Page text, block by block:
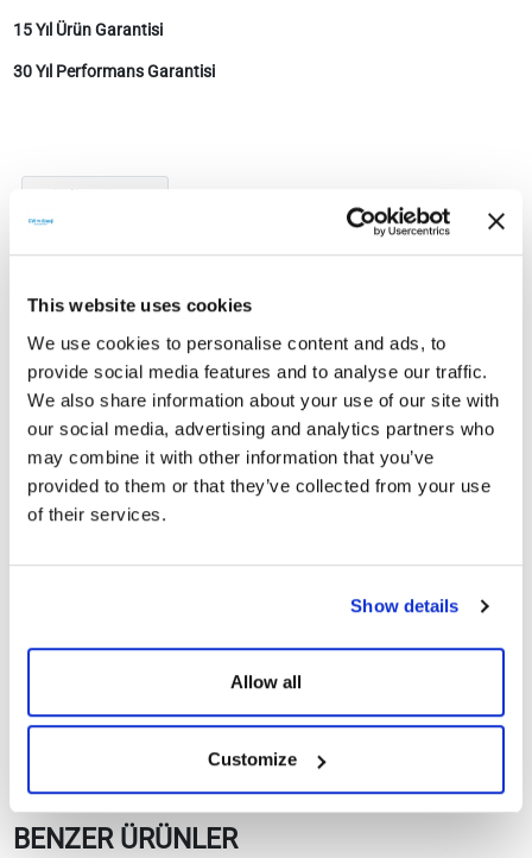
This website uses cookies
We use cookies to personalise content and ads, to
provide social media features and to analyse our traffic.
We also share information about your use of our site with
our social media, advertising and analytics partners who
may combine it with other information that you’ve
provided to them or that they’ve collected from your use
of their services.
Show details
Allow all
Customize
15 Yıl Ürün Garantisi
30 Yıl Performans Garantisi
Teknik Dokümanlar
CE Belgeleri
TommaTech TopCon
G2G Diamond Plus
BENZER ÜRÜNLER